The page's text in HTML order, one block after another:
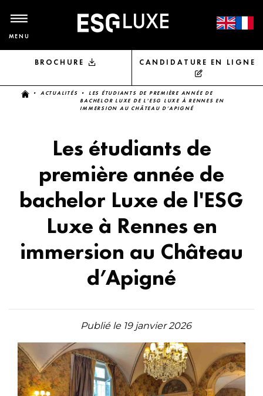
Les étudiants de
première année de
bachelor Luxe de l'ESG
Luxe à Rennes en
immersion au Château
d’Apigné
Publié le 19 janvier 2026
MENU
BROCHURE CANDIDATURE EN LIGNE
Vous êtes ici
• ACTUALITÉS
• LES ÉTUDIANTS DE PREMIÈRE ANNÉE DE
BACHELOR LUXE DE L'ESG LUXE À RENNES EN
IMMERSION AU CHÂTEAU D’APIGNÉ